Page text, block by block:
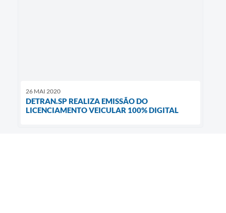
26 MAI 2020
DETRAN.SP REALIZA EMISSÃO DO
LICENCIAMENTO VEICULAR 100% DIGITAL